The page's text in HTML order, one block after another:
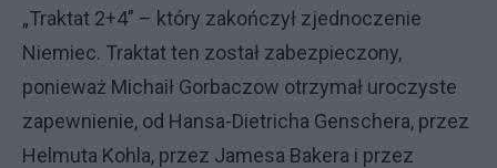
„Traktat 2+4” – który zakończył zjednoczenie
Niemiec. Traktat ten został zabezpieczony,
ponieważ Michaił Gorbaczow otrzymał uroczyste
zapewnienie, od Hansa-Dietricha Genschera, przez
Helmuta Kohla, przez Jamesa Bakera i przez